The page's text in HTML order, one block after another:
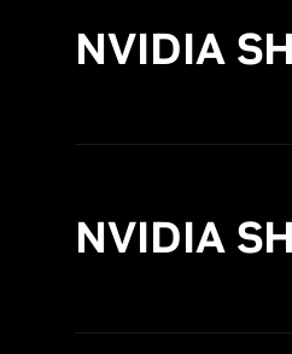
NVIDIA
NVIDIA